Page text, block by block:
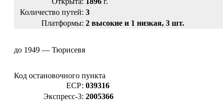
Количество путей: 3
Платформы: 2 высокие и 1 низкая, 3 шт.
до 1949 — Тюрисевя
Код остановочного пункта
ЕСР: 039316
Экспресс-3: 2005366